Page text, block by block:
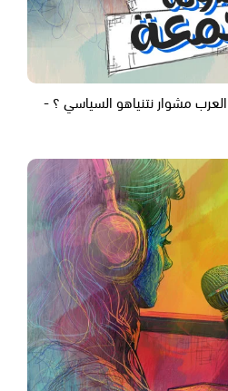
مشوار نتنياهو السياسي ؟ -